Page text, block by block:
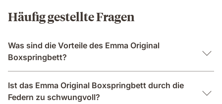
Häufig gestellte Fragen
Was sind die Vorteile des Emma Original
Boxspringbett?
Ist das Emma Original Boxspringbett durch die
Federn zu schwungvoll?